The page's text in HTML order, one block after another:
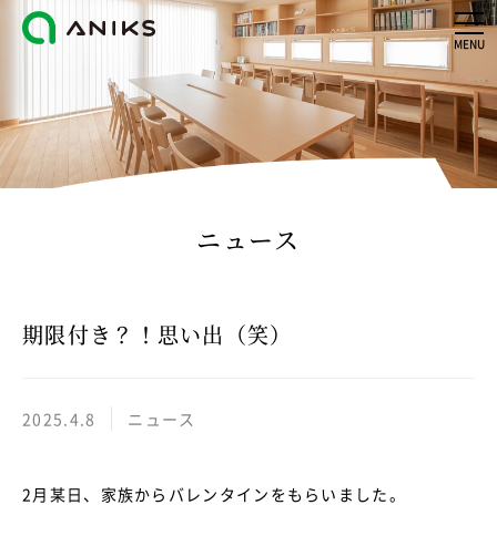
MENU
ニュース
期限付き？！思い出（笑）
2025.4.8 ニュース
2月某日、家族からバレンタインをもらいました。